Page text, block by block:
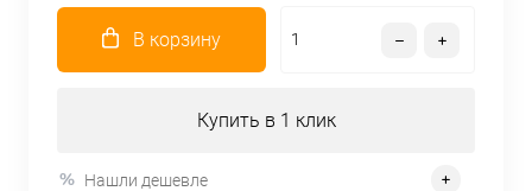
В корзину
Купить в 1 клик
Нашли дешевле